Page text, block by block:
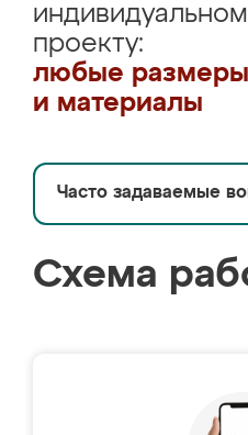
проекту:
любые
и материалы
Часто задаваемые
Схема